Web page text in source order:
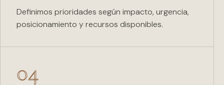
Definimos prioridades según impacto, urgencia,
posicionamiento y recursos disponibles.
04